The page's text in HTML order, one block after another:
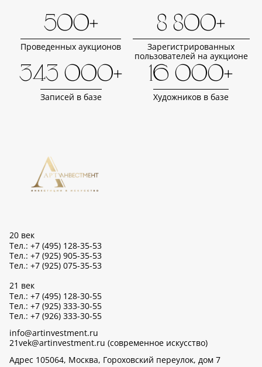
500+
Проведенных аукционов
8 800+
Зарегистрированных
пользователей на аукционе
343 000+
Записей в базе
16 000+
Художников в базе
20 век
Тел.: +7 (495) 128-35-53
Тел.: +7 (925) 905-35-53
Тел.: +7 (925) 075-35-53
21 век
Тел.: +7 (495) 128-30-55
Тел.: +7 (925) 333-30-55
Тел.: +7 (926) 333-30-55
info@artinvestment.ru
21vek@artinvestment.ru (современное искусство)
Адрес 105064, Москва, Гороховский переулок, дом 7